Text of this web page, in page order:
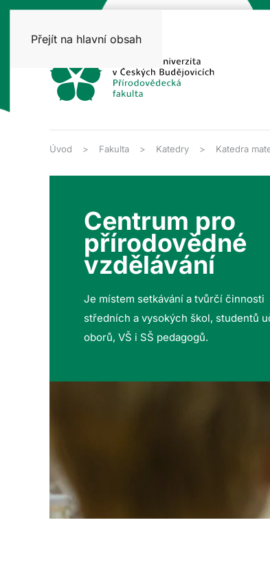
Přejít na hlavní obsah
Úvod Fakulta Katedry Katedra
Centrum pro
přírodovědné
vzdělávání
Je místem setkávání a tvůrčí činnosti
středních a vysokých škol, studentů
oborů, VŠ i SŠ pedagogů.